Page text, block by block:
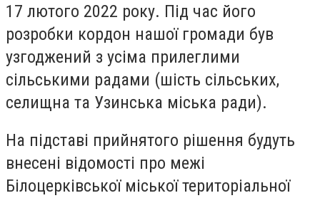
17 лютого 2022 року. Під час його
розробки кордон нашої громади був
узгоджений з усіма прилеглими
сільськими радами (шість сільських,
селищна та Узинська міська ради).
На підставі прийнятого рішення будуть
внесені відомості про межі
Білоцерківської міської територіальної